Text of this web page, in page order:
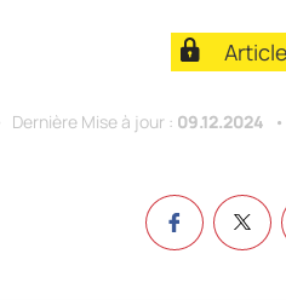
Dernière Mise à jour : 09.12.2024